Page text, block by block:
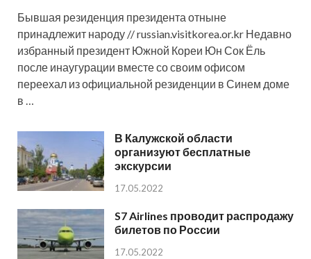
Бывшая резиденция президента отныне
принадлежит народу // russian.visitkorea.or.kr Недавно
избранный президент Южной Кореи Юн Сок Ёль
после инаугурации вместе со своим офисом
переехал из официальной резиденции в Синем доме
в …
В Калужской области
организуют бесплатные
экскурсии
17.05.2022
S7 Airlines проводит распродажу
билетов по России
17.05.2022